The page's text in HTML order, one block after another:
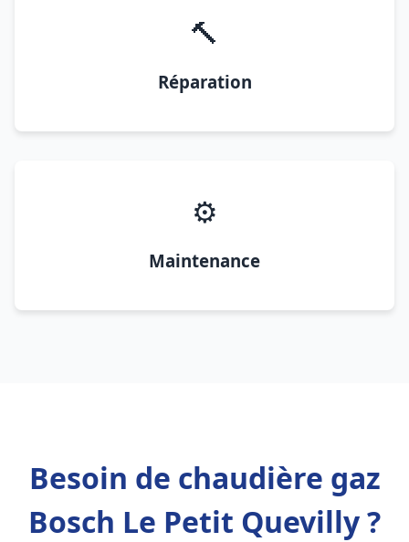
🔨
Réparation
⚙️
Maintenance
Besoin de chaudière gaz
Bosch Le Petit Quevilly ?